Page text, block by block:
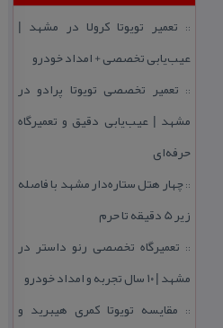
:: تعمیر تویوتا كرولا در مشهد |
عیب‌یابی تخصصی + امداد خودرو
:: تعمیر تخصصی تویوتا پرادو در
مشهد | عیب‌یابی دقیق و تعمیرگاه
حرفه‌ای
::چهار هتل‌ ستاره‌دار مشهد با فاصله
زیر 5 دقیقه تا حرم
:: تعمیرگاه تخصصی رنو داستر در
مشهد | ۱۰ سال تجربه و امداد خودرو
:: مقایسه تویوتا كمری هیبرید و